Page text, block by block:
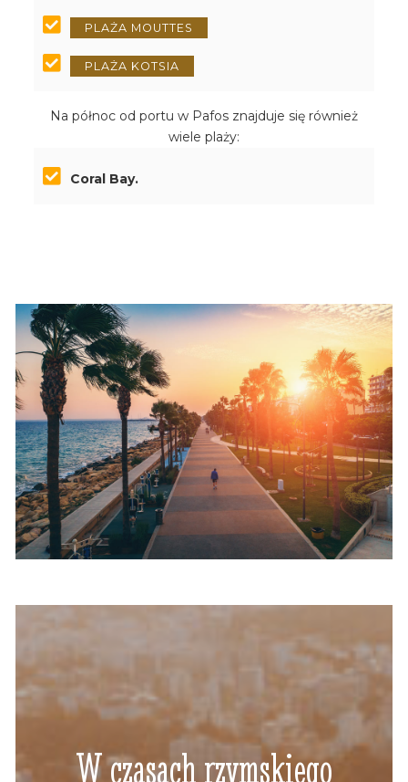
PLAŻA MOUTTES
PLAŻA KOTSIA
Na północ od portu w Pafos znajduje się również
wiele plaży:
Coral Bay.
W czasach rzymskiego